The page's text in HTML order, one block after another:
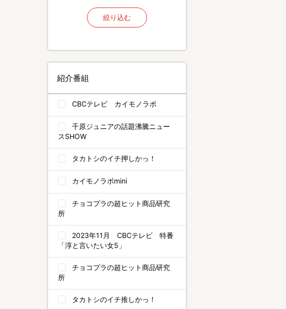
絞り込む
紹介番組
CBCテレビ カイモノラボ
千原ジュニアの話題沸騰ニュー
スSHOW
タカトシのイチ押しかっ！
カイモノラボmini
チョコプラの超ヒット商品研究
所
2023年11月 CBCテレビ 特番
「淳と言いたい女5」
チョコプラの超ヒット商品研究
所
タカトシのイチ推しかっ！